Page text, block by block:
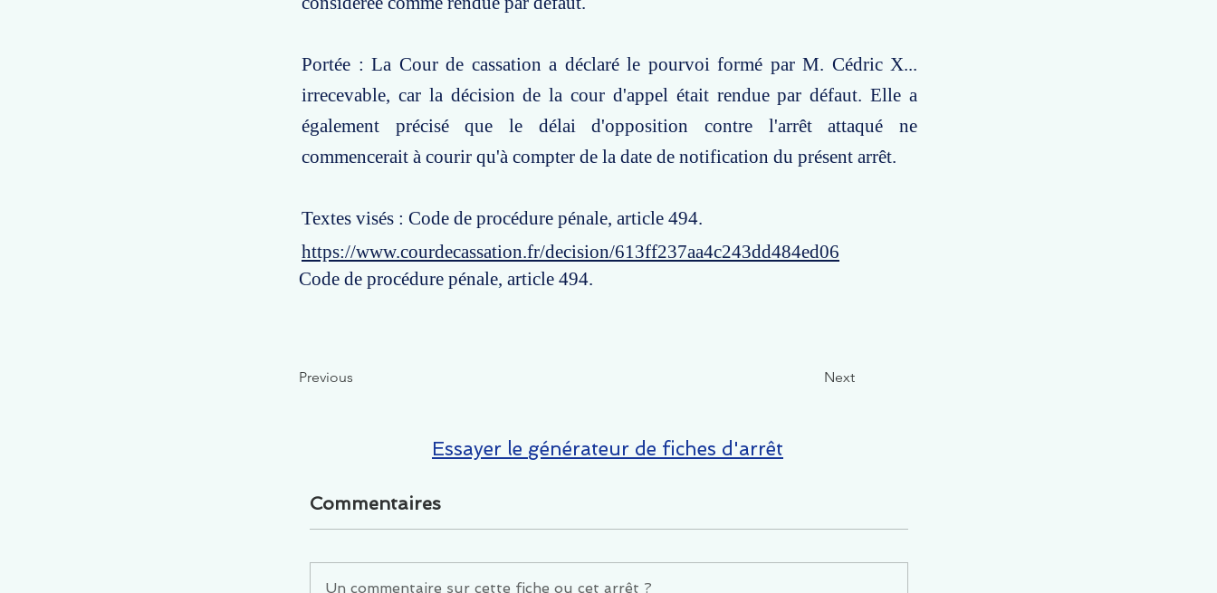
Portée : La Cour de cassation a déclaré le pourvoi formé par M. Cédric X...
irrecevable, car la décision de la cour d'appel était rendue par défaut. Elle a
également précisé que le délai d'opposition contre l'arrêt attaqué ne
commencerait à courir qu'à compter de la date de notification du présent arrêt.
Textes visés : Code de procédure pénale, article 494.
https://www.courdecassation.fr/decision/613ff237aa4c243dd484ed06
Code de procédure pénale, article 494.
Previous Next
Essayer le générateur de fiches d'arrêt
Commentaires
Un commentaire sur cette fiche ou cet arrêt ?